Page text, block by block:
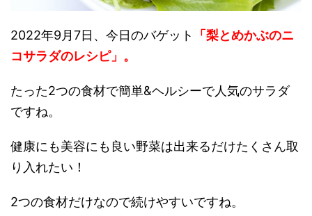
2022年9月7日、今日のバゲット
「梨とめかぶのニ
コサラダのレシピ」。
たった2つの食材で簡単&ヘルシーで人気のサラダ
ですね。
健康にも美容にも良い野菜は出来るだけたくさん取
り入れたい！
2つの食材だけなので続けやすいですね。